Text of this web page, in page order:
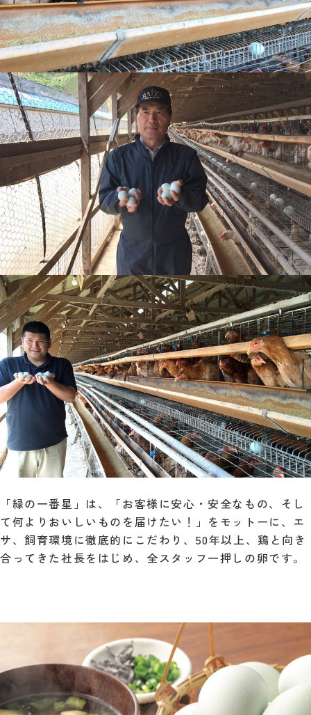
「緑の一番星」は、「お客様に安心・安全なもの、そし
て何よりおいしいものを届けたい！」をモットーに、エ
サ、飼育環境に徹底的にこだわり、50年以上、鶏と向き
合ってきた社長をはじめ、全スタッフ一押しの卵です。